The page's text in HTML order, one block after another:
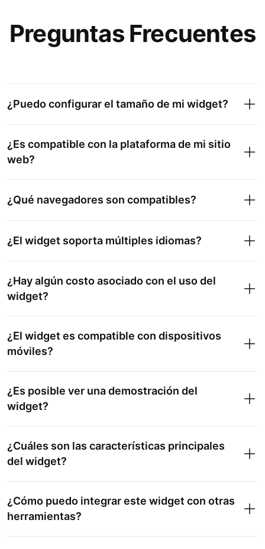
Preguntas Frecuentes
¿Puedo configurar el tamaño de mi widget?
¿Es compatible con la plataforma de mi sitio
web?
¿Qué navegadores son compatibles?
¿El widget soporta múltiples idiomas?
¿Hay algún costo asociado con el uso del
widget?
¿El widget es compatible con dispositivos
móviles?
¿Es posible ver una demostración del
widget?
¿Cuáles son las características principales
del widget?
¿Cómo puedo integrar este widget con otras
herramientas?